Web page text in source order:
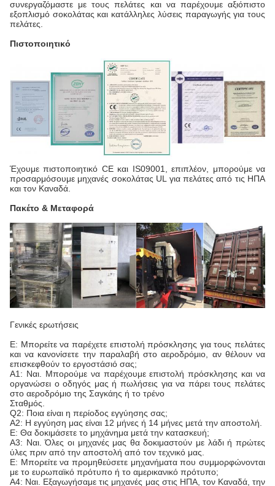
συνεργαζόμαστε με τους πελάτες και να παρέχουμε αξιόπιστο
εξοπλισμό σοκολάτας και κατάλληλες λύσεις παραγωγής για τους
πελάτες.
Πιστοποιητικό
Έχουμε πιστοποιητικό CE και IS09001, επιπλέον, μπορούμε να
προσαρμόσουμε μηχανές σοκολάτας UL για πελάτες από τις ΗΠΑ
και τον Καναδά.
Πακέτο & Μεταφορά
Γενικές ερωτήσεις
Ε: Μπορείτε να παρέχετε επιστολή πρόσκλησης για τους πελάτες
και να κανονίσετε την παραλαβή στο αεροδρόμιο, αν θέλουν να
επισκεφθούν το εργοστάσιό σας;
Α1: Ναι. Μπορούμε να παρέχουμε επιστολή πρόσκλησης και να
οργανώσει ο οδηγός μας ή πωλήσεις για να πάρει τους πελάτες
στο αεροδρόμιο της Σαγκάης ή το τρένο
Σταθμός.
Q2: Ποια είναι η περίοδος εγγύησης σας;
Α2: Η εγγύηση μας είναι 12 μήνες ή 14 μήνες μετά την αποστολή.
Ε: Θα δοκιμάσετε το μηχάνημα μετά την κατασκευή;
Α3: Ναι. Όλες οι μηχανές μας θα δοκιμαστούν με λάδι ή πρώτες
ύλες πριν από την αποστολή από τον τεχνικό μας.
Ε: Μπορείτε να προμηθεύσετε μηχανήματα που συμμορφώνονται
με το ευρωπαϊκό πρότυπο ή το αμερικανικό πρότυπο;
Α4: Ναι. Εξαγωγήσαμε τις μηχανές μας στις ΗΠΑ, τον Καναδά, την